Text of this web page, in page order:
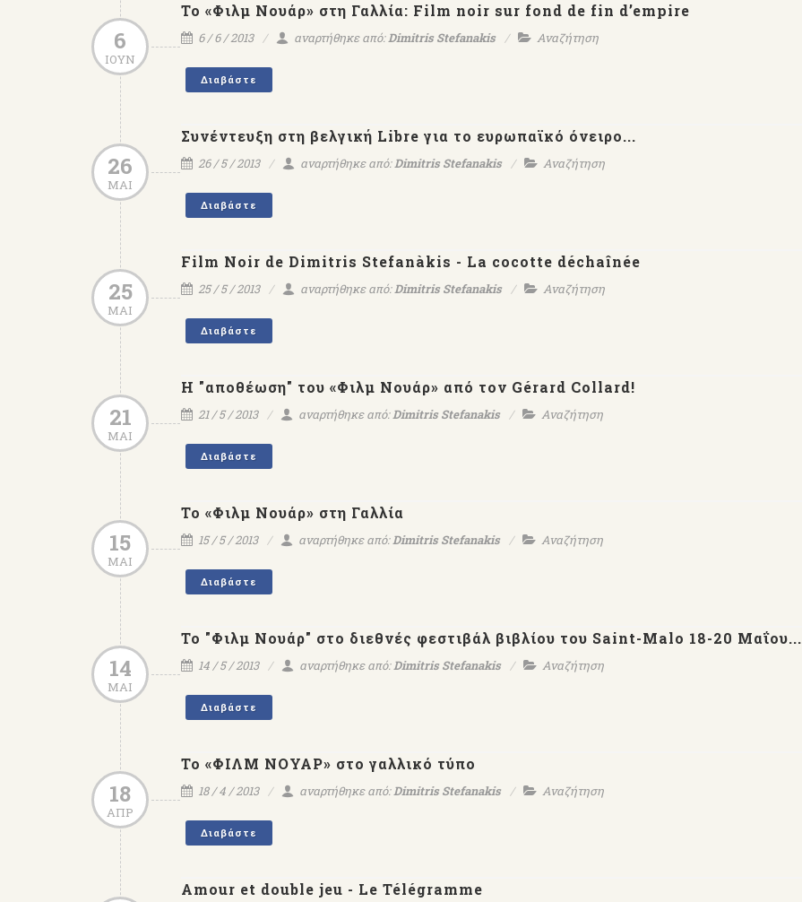
6
ΙΟΥΝ
Το «Φιλμ Νουάρ» στη Γαλλία: Film noir sur fond de fin d’empire
6 / 6 / 2013 αναρτήθηκε από:Dimitris Stefanakis Αναζήτηση
Διαβάστε
26
ΜΑΙ
Συνέντευξη στη βελγική Libre για το ευρωπαϊκό όνειρο...
26 / 5 / 2013 αναρτήθηκε από:Dimitris Stefanakis Αναζήτηση
Διαβάστε
25
ΜΑΙ
Film Noir de Dimitris Stefanàkis - La cocotte déchaînée
25 / 5 / 2013 αναρτήθηκε από:Dimitris Stefanakis Αναζήτηση
Διαβάστε
21
ΜΑΙ
Η "αποθέωση" του «Φιλμ Νουάρ» από τον Gérard Collard!
21 / 5 / 2013 αναρτήθηκε από:Dimitris Stefanakis Αναζήτηση
Διαβάστε
15
ΜΑΙ
Το «Φιλμ Νουάρ» στη Γαλλία
15 / 5 / 2013 αναρτήθηκε από:Dimitris Stefanakis Αναζήτηση
Διαβάστε
14
ΜΑΙ
Το "Φιλμ Νουάρ" στο διεθνές φεστιβάλ βιβλίου του Saint-Malo 18-20 Μαΐου...
14 / 5 / 2013 αναρτήθηκε από:Dimitris Stefanakis Αναζήτηση
Διαβάστε
18
ΑΠΡ
Το «ΦΙΛΜ ΝΟΥΑΡ» στο γαλλικό τύπο
18 / 4 / 2013 αναρτήθηκε από:Dimitris Stefanakis Αναζήτηση
Διαβάστε
Amour et double jeu - Le Télégramme